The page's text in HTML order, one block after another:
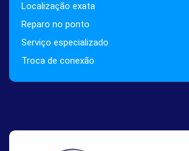
Localização exata
Reparo no ponto
Serviço especializado
Troca de conexão